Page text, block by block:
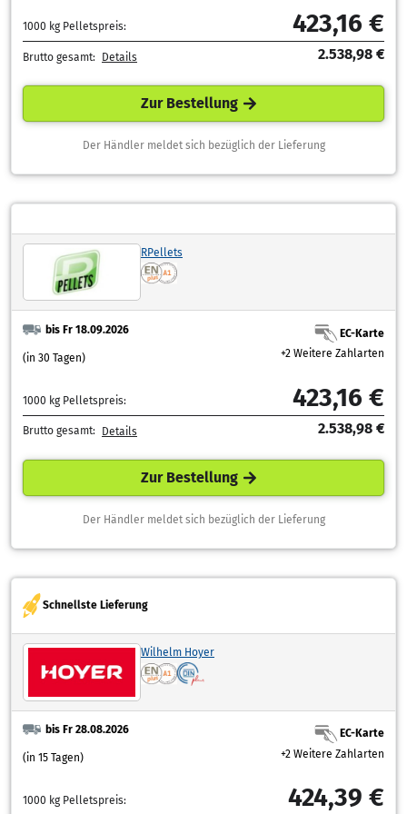
1000 kg Pelletspreis: 423,16 €
Brutto gesamt: Details 2.538,98 €
Zur Bestellung
Der Händler meldet sich bezüglich der Lieferung
RPellets
bis Fr 18.09.2026
(in 30 Tagen)
EC-Karte
+2 Weitere Zahlarten
1000 kg Pelletspreis: 423,16 €
Brutto gesamt: Details 2.538,98 €
Zur Bestellung
Der Händler meldet sich bezüglich der Lieferung
Schnellste Lieferung
Wilhelm Hoyer
bis Fr 28.08.2026
(in 15 Tagen)
EC-Karte
+2 Weitere Zahlarten
1000 kg Pelletspreis: 424,39 €